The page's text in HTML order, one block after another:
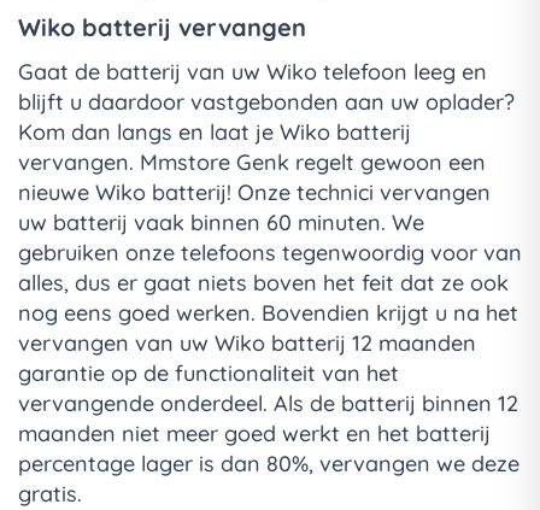
Wiko batterij vervangen
Gaat de batterij van uw Wiko telefoon leeg en
blijft u daardoor vastgebonden aan uw oplader?
Kom dan langs en laat je Wiko batterij
vervangen. Mmstore Genk regelt gewoon een
nieuwe Wiko batterij! Onze technici vervangen
uw batterij vaak binnen 60 minuten. We
gebruiken onze telefoons tegenwoordig voor van
alles, dus er gaat niets boven het feit dat ze ook
nog eens goed werken. Bovendien krijgt u na het
vervangen van uw Wiko batterij 12 maanden
garantie op de functionaliteit van het
vervangende onderdeel. Als de batterij binnen 12
maanden niet meer goed werkt en het batterij
percentage lager is dan 80%, vervangen we deze
gratis.